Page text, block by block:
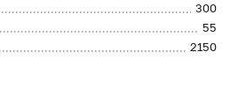
300
55
2150